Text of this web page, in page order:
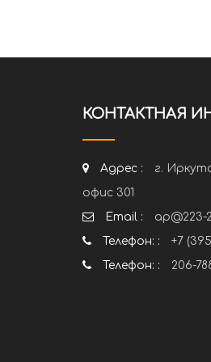
КОНТАКТНАЯ
Адрес :
г.
офис 301
Email :
ap@223-
Телефон: :
+7
Телефон: :
206-